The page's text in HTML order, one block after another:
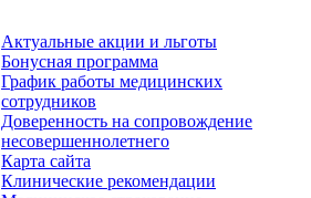
Актуальные акции и льготы
Бонусная программа
График работы медицинских
сотрудников
Доверенность на сопровождение
несовершеннолетнего
Карта сайта
Клинические рекомендации